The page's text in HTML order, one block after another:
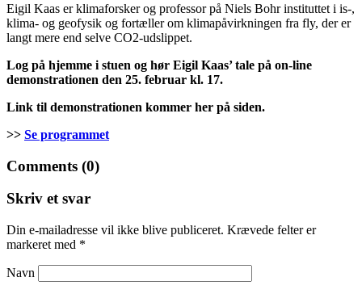
Eigil Kaas er klimaforsker og professor på Niels Bohr instituttet i is-,
klima- og geofysik og fortæller om klimapåvirkningen fra fly, der er
langt mere end selve CO2-udslippet.
Log på hjemme i stuen og hør Eigil Kaas’ tale på on-line
demonstrationen den 25. februar kl. 17.
Link til demonstrationen kommer her på siden.
>> Se programmet
Comments (0)
Skriv et svar
Din e-mailadresse vil ikke blive publiceret. Krævede felter er
markeret med *
Navn